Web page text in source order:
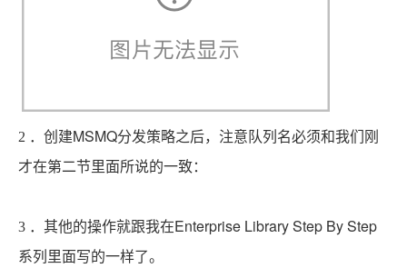
2 ．创建MSMQ分发策略之后，注意队列名必须和我们刚
才在第二节里面所说的一致：
3 ．其他的操作就跟我在Enterprise Library Step By Step
系列里面写的一样了。